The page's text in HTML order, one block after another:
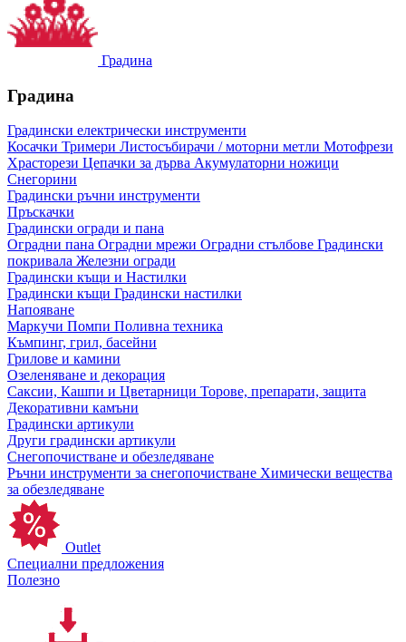
Градина
Градина
Градински електрически инструменти
Косачки Тримери Листосъбирачи / моторни метли Мотофрези
Храсторези Цепачки за дърва Акумулаторни ножици
Снегорини
Градински ръчни инструменти
Пръскачки
Градински огради и пана
Оградни пана Оградни мрежи Оградни стълбове Градински
покривала Железни огради
Градински къщи и Настилки
Градински къщи Градински настилки
Напояване
Маркучи Помпи Поливна техника
Къмпинг, грил, басейни
Грилове и камини
Озеленяване и декорация
Саксии, Кашпи и Цветарници Торове, препарати, защита
Декоративни камъни
Градински артикули
Други градински артикули
Снегопочистване и обезледяване
Ръчни инструменти за снегопочистване Химически вещества
за обезледяване
Outlet
Специални предложения
Полезно